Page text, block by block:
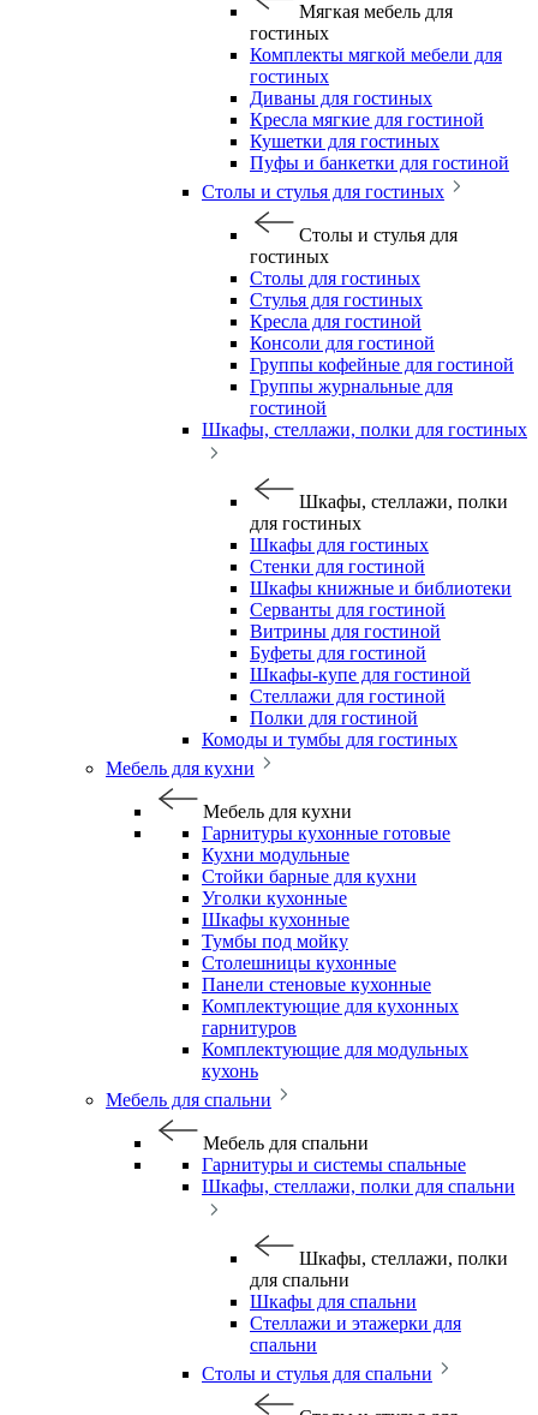
Мягкая мебель для
гостиных
Комплекты мягкой мебели для
гостиных
Диваны для гостиных
Кресла мягкие для гостиной
Кушетки для гостиных
Пуфы и банкетки для гостиной
Столы и стулья для гостиных
Столы и стулья для
гостиных
Столы для гостиных
Стулья для гостиных
Кресла для гостиной
Консоли для гостиной
Группы кофейные для гостиной
Группы журнальные для
гостиной
Шкафы, стеллажи, полки для гостиных
Шкафы, стеллажи, полки
для гостиных
Шкафы для гостиных
Стенки для гостиной
Шкафы книжные и библиотеки
Серванты для гостиной
Витрины для гостиной
Буфеты для гостиной
Шкафы-купе для гостиной
Стеллажи для гостиной
Полки для гостиной
Комоды и тумбы для гостиных
Мебель для кухни
Мебель для кухни
Гарнитуры кухонные готовые
Кухни модульные
Стойки барные для кухни
Уголки кухонные
Шкафы кухонные
Тумбы под мойку
Столешницы кухонные
Панели стеновые кухонные
Комплектующие для кухонных
гарнитуров
Комплектующие для модульных
кухонь
Мебель для спальни
Мебель для спальни
Гарнитуры и системы спальные
Шкафы, стеллажи, полки для спальни
Шкафы, стеллажи, полки
для спальни
Шкафы для спальни
Стеллажи и этажерки для
спальни
Столы и стулья для спальни